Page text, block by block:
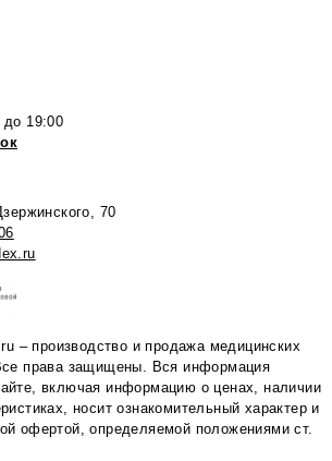
19:00
70
– производство и продажа медицинских
права защищены. Вся информация
включая информацию о ценах, наличии
носит ознакомительный характер и
офертой, определяемой положениями ст.